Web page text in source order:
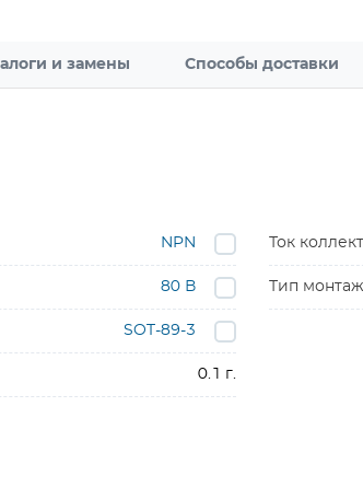
и замены Способы доставки
NPN
80 В
Ток
Тип
SOT-89-3
0.1 г.